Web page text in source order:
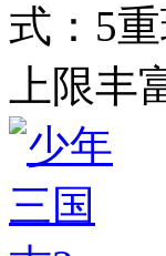
式：5
上限